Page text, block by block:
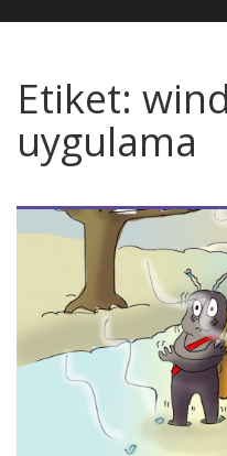
Etiket:
uygulama